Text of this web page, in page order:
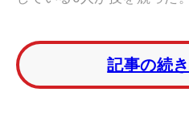
フェアウェイ左サイドか
手前のピンに打っていく一
ピンまでは39ヤードで、
記事の続